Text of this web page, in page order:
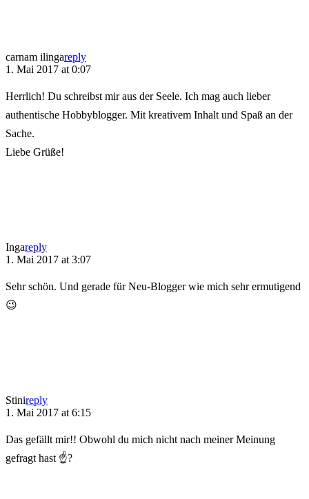
carnam ilingareply
1. Mai 2017 at 0:07
Herrlich! Du schreibst mir aus der Seele. Ich mag auch lieber
authentische Hobbyblogger. Mit kreativem Inhalt und Spaß an der
Sache.
Liebe Grüße!
Ingareply
1. Mai 2017 at 3:07
Sehr schön. Und gerade für Neu-Blogger wie mich sehr ermutigend
😉
Stinireply
1. Mai 2017 at 6:15
Das gefällt mir!! Obwohl du mich nicht nach meiner Meinung
gefragt hast ☝?